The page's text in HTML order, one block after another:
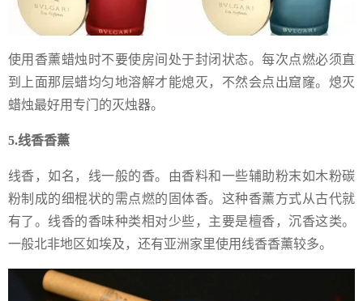
使用香薰蜡烛时不要使房间处于封闭状态。每次点燃必须直
到上面那层蜡均匀地溶解才能熄灭，不然会点出窟窿。熄灭
蜡烛最好用专门的灭烛器。
5.线香香薰
线香，如名，线一般的香。由香料和一些辅助粉末如木粉碳
粉制成的细棍状的需点燃的固体香。这种香薰方式从古代就
有了。线香的香味种类相对少些，主要是檀香，沉香这类。
一般北非地区如埃及，还有亚洲家里使用线香香薰较多。